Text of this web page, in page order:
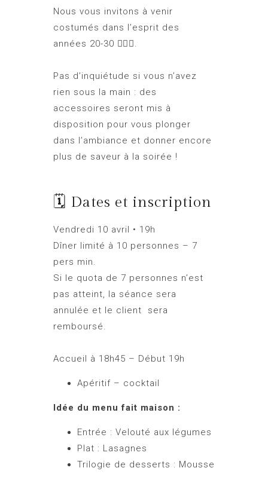
Nous vous invitons à venir
costumés dans l’esprit des
années 20-30 🕵️‍♀️🎩.
Pas d’inquiétude si vous n’avez
rien sous la main : des
accessoires seront mis à
disposition pour vous plonger
dans l’ambiance et donner encore
plus de saveur à la soirée !
🗓️ Dates et inscription
Vendredi 10 avril • 19h
Dîner limité à 10 personnes – 7
pers min.
Si le quota de 7 personnes n’est
pas atteint, la séance sera
annulée et le client sera
remboursé.
Accueil à 18h45 – Début 19h
Apéritif – cocktail
Idée du menu fait maison :
Entrée : Velouté aux légumes
Plat : Lasagnes
Trilogie de desserts : Mousse